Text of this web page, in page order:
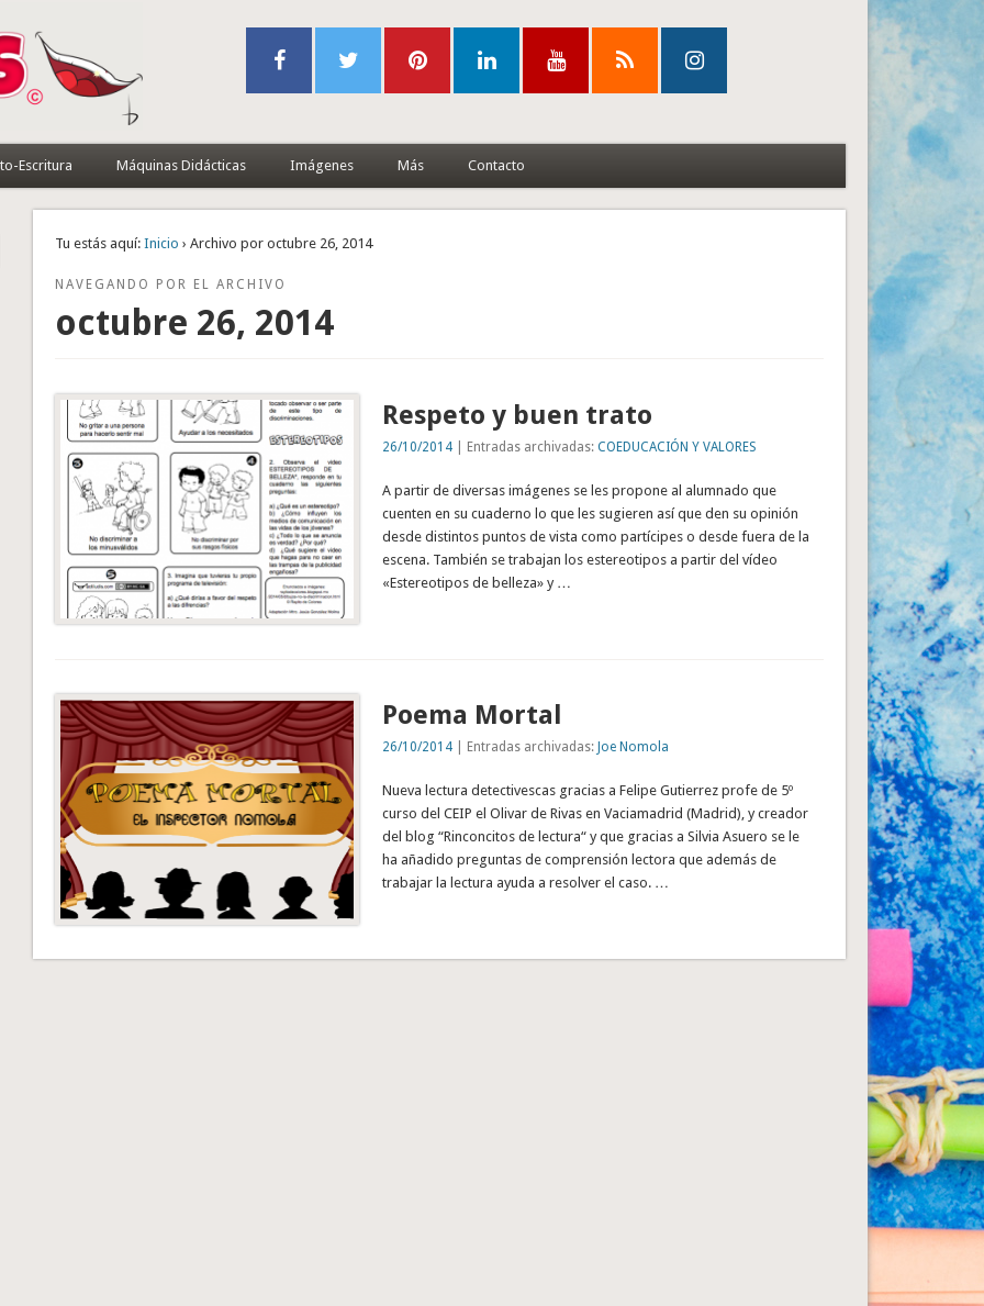
Escritura Máquinas Didácticas Imágenes Más Contacto
Tu estás aquí: Inicio › Archivo por octubre 26, 2014
NAVEGANDO POR EL ARCHIVO
octubre 26, 2014
Respeto y buen trato
26/10/2014| Entradas archivadas: COEDUCACIÓN Y VALORES
A partir de diversas imágenes se les propone al alumnado que
cuenten en su cuaderno lo que les sugieren así que den su opinión
desde distintos puntos de vista como partícipes o desde fuera de la
escena. También se trabajan los estereotipos a partir del vídeo
«Estereotipos de belleza» y …
Poema Mortal
26/10/2014| Entradas archivadas: Joe Nomola
Nueva lectura detectivescas gracias a Felipe Gutierrez profe de 5º
curso del CEIP el Olivar de Rivas en Vaciamadrid (Madrid), y creador
del blog “Rinconcitos de lectura“ y que gracias a Silvia Asuero se le
ha añadido preguntas de comprensión lectora que además de
trabajar la lectura ayuda a resolver el caso. …